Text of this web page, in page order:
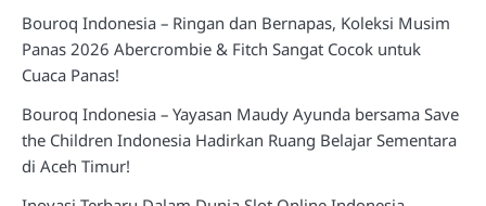
Bouroq Indonesia – Ringan dan Bernapas, Koleksi Musim
Panas 2026 Abercrombie & Fitch Sangat Cocok untuk
Cuaca Panas!
Bouroq Indonesia – Yayasan Maudy Ayunda bersama Save
the Children Indonesia Hadirkan Ruang Belajar Sementara
di Aceh Timur!